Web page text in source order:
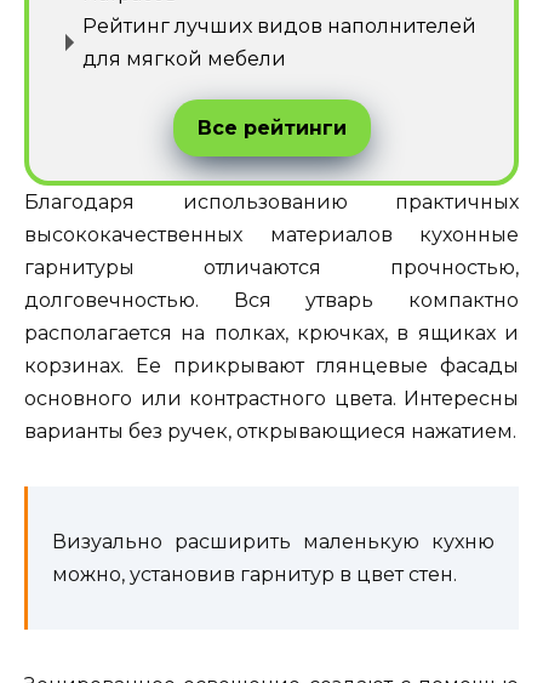
Рейтинг лучших видов наполнителей
для мягкой мебели
Все рейтинги
Благодаря использованию практичных
высококачественных материалов кухонные
гарнитуры отличаются прочностью,
долговечностью. Вся утварь компактно
располагается на полках, крючках, в ящиках и
корзинах. Ее прикрывают глянцевые фасады
основного или контрастного цвета. Интересны
варианты без ручек, открывающиеся нажатием.
Визуально расширить маленькую кухню
можно, установив гарнитур в цвет стен.